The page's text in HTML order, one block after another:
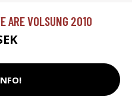
ARE VOLSUNG 2010